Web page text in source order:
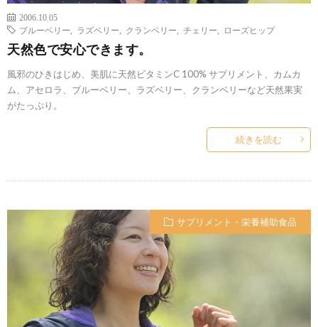
2006.10.05
ブルーベリー
ラズベリー クランベリー チェリー ローズヒップ
天然色で安心できます。
風邪のひきはじめ、美肌に天然ビタミンC 100% サプリメント、カムカ
ム、アセロラ、ブルーベリー、ラズベリー、クランベリーなど天然果実
がたっぷり。
続きを読む
サプリメント・栄養補助食品